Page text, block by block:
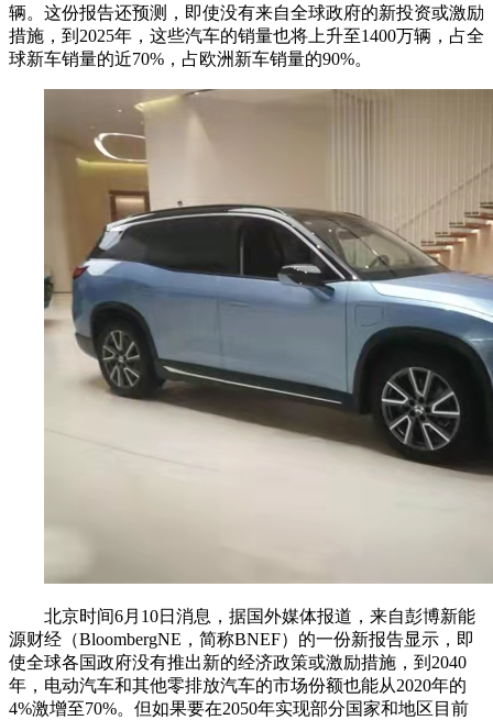
辆。这份报告还预测，即使没有来自全球政府的新投资或激励
措施，到2025年，这些汽车的销量也将上升至1400万辆，占全
球新车销量的近70%，占欧洲新车销量的90%。
北京时间6月10日消息，据国外媒体报道，来自彭博新能
源财经（BloombergNE，简称BNEF）的一份新报告显示，即
使全球各国政府没有推出新的经济政策或激励措施，到2040
年，电动汽车和其他零排放汽车的市场份额也能从2020年的
4%激增至70%。但如果要在2050年实现部分国家和地区目前